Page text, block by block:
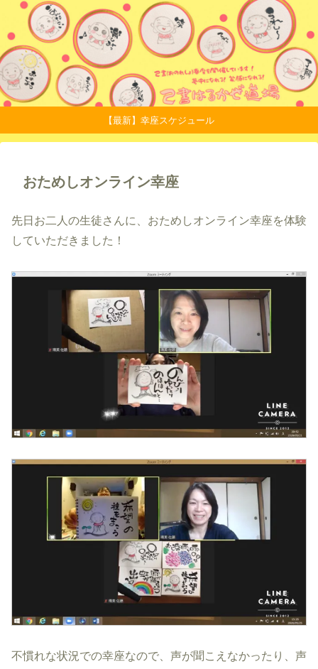
【最新】幸座スケジュール
おためしオンライン幸座
先日お二人の生徒さんに、おためしオンライン幸座を体験
していただきました！
不慣れな状況での幸座なので、声が聞こえなかったり、声